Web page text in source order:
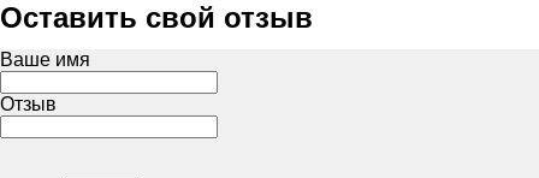
Оставить свой отзыв
Ваше имя
Отзыв